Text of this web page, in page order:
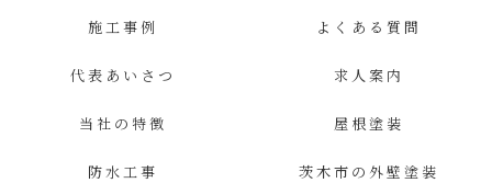
施工事例 よくある質問
代表あいさつ 求人案内
当社の特徴 屋根塗装
防水工事 茨木市の外壁塗装